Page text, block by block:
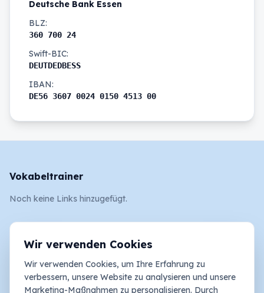
Deutsche Bank Essen
BLZ:
360 700 24
Swift-BIC:
DEUTDEDBESS
IBAN:
DE56 3607 0024 0150 4513 00
Vokabeltrainer
Noch keine Links hinzugefügt.
Impressum
Wir verwenden Cookies
Wir verwenden Cookies, um Ihre Erfahrung zu
verbessern, unsere Website zu analysieren und unsere
Marketing-Maßnahmen zu personalisieren. Durch